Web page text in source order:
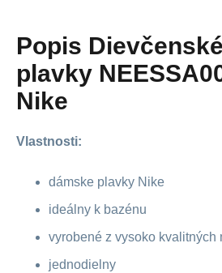
Popis
plavky
Nike
Vlastnosti:
dámske plavky Nike
ideálny k bazénu
vyrobené z vysoko kvalitných
jednodielny